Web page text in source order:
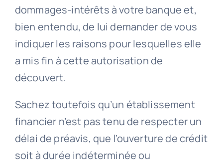
dommages-intérêts à votre banque et,
bien entendu, de lui demander de vous
indiquer les raisons pour lesquelles elle
a mis fin à cette autorisation de
découvert.
Sachez toutefois qu’un établissement
financier n’est pas tenu de respecter un
délai de préavis, que l’ouverture de crédit
soit à durée indéterminée ou